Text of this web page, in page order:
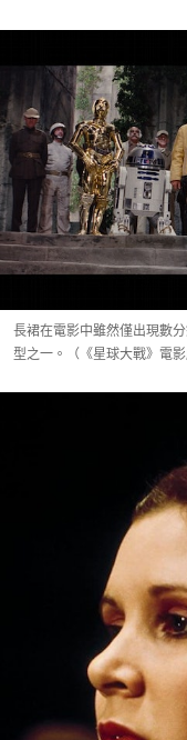
長裙在電影中雖然僅出現數
型之一。（《星球大戰》電影